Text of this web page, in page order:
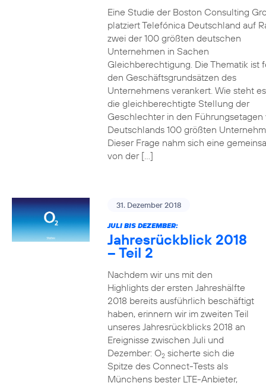
Eine Studie der Boston Consulting
platziert Telefónica Deutschland auf
zwei der 100 größten deutschen
Unternehmen in Sachen
Gleichberechtigung. Die Thematik ist
den Geschäftsgrundsätzen des
Unternehmens verankert. Wie steht
die gleichberechtigte Stellung der
Geschlechter in den Führungsetagen
Deutschlands 100 größten
Dieser Frage nahm sich eine
von der […]
31. Dezember 2018
JULI BIS DEZEMBER:
Jahresrückblick 2018
– Teil 2
Nachdem wir uns mit den
Highlights der ersten Jahreshälfte
2018 bereits ausführlich beschäftigt
haben, erinnern wir im zweiten Teil
unseres Jahresrückblicks 2018 an
Ereignisse zwischen Juli und
Dezember: O2sicherte sich die
Spitze des Connect-Tests als
Münchens bester LTE-Anbieter,